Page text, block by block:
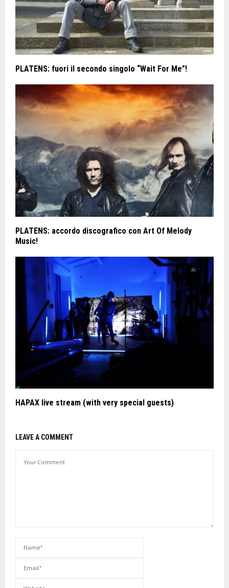
PLATENS: fuori il secondo singolo “Wait For Me”!
PLATENS: accordo discografico con Art Of Melody
Music!
HAPAX live stream (with very special guests)
LEAVE A COMMENT